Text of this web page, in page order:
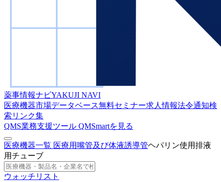
薬事情報ナビYAKUJI NAVI
医療機器市場データベース無料セミナー求人情報法令通知検
索 リンク集
QMS業務支援ツール QMSmartを見る
医療機器一覧 医療用嘴管及び体液誘導管ヘパリン使用排液
用チューブ
ウォッチリスト